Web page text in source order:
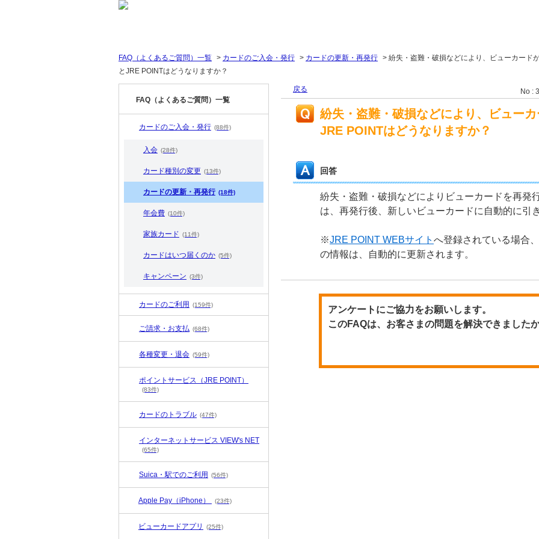
FAQ（よくあるご質問）一覧 > カードのご入会・発行 > カードの更新・再発行 > 紛失・盗難・破損などにより、ビューカード
とJRE POINTはどうなりますか？
FAQ（よくあるご質問）一覧
カードのご入会・発行 (88件)
入会 (28件)
カード種別の変更 (13件)
カードの更新・再発行 (18件)
年会費 (10件)
家族カード (11件)
カードはいつ届くのか (5件)
キャンペーン (3件)
カードのご利用 (159件)
ご請求・お支払 (68件)
各種変更・退会 (59件)
ポイントサービス（JRE POINT）
(83件)
カードのトラブル (47件)
インターネットサービス VIEW's NET
(65件)
Suica・駅でのご利用 (56件)
Apple Pay（iPhone） (23件)
ビューカードアプリ (25件)
戻る No :
紛失・盗難・破損などにより、ビュー
JRE POINTはどうなりますか？
回答
紛失・盗難・破損などによりビューカードを再発
は、再発行後、新しいビューカードに自動的に引
※JRE POINT WEBサイト へ登録されている場合
の情報は、自動的に更新されます。
アンケートにご協力をお願いします。
このFAQは、お客さまの問題を解決できました